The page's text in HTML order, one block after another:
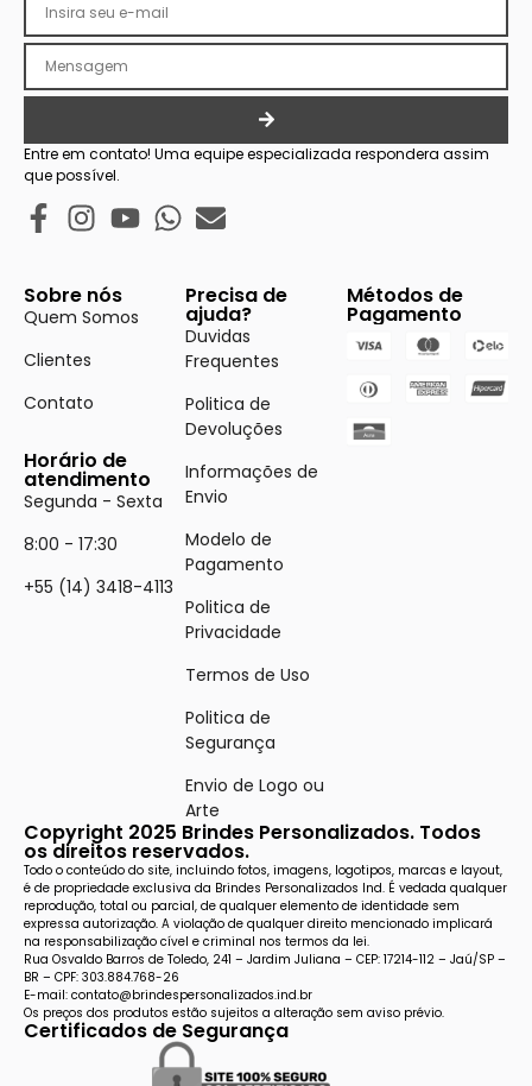
Entre em contato! Uma equipe especializada respondera assim
que possível.
Sobre nós
Quem Somos
Clientes
Contato
Horário de
atendimento
Segunda - Sexta
8:00 - 17:30
+55 (14) 3418-4113
Precisa de
ajuda?
Duvidas
Frequentes
Politica de
Devoluções
Informações de
Envio
Modelo de
Pagamento
Politica de
Privacidade
Termos de Uso
Politica de
Segurança
Envio de Logo ou
Arte
Métodos de
Pagamento
Copyright 2025 Brindes Personalizados. Todos
os direitos reservados.
Todo o conteúdo do site, incluindo fotos, imagens, logotipos, marcas e layout,
é de propriedade exclusiva da Brindes Personalizados Ind. É vedada qualquer
reprodução, total ou parcial, de qualquer elemento de identidade sem
expressa autorização. A violação de qualquer direito mencionado implicará
na responsabilização cível e criminal nos termos da lei.
Rua Osvaldo Barros de Toledo, 241 – Jardim Juliana – CEP: 17214-112 – Jaú/SP –
BR – CPF: 303.884.768-26
E-mail: contato@brindespersonalizados.ind.br
Os preços dos produtos estão sujeitos a alteração sem aviso prévio.
Certificados de Segurança